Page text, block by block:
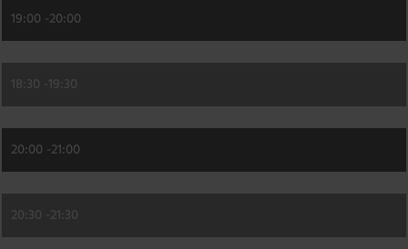
19:00 -20:00
18:30 - 19:30
20:00 -21:00
20:30 - 21:30